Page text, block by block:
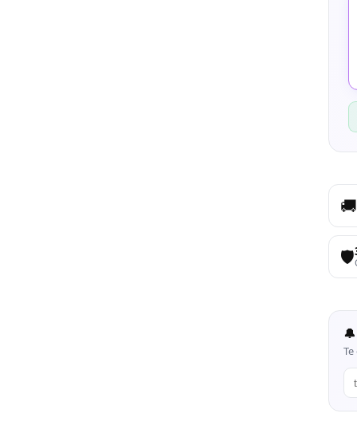
🚚
🛡️